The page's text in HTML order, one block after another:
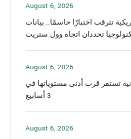
August 6, 2026
تترقب اختبارًا حاسمًا.. بيانات
تحددان اتجاه وول ستريت
August 6, 2026
تستقر قرب أدنى مستوياتها في
3 أسابيع
August 6, 2026